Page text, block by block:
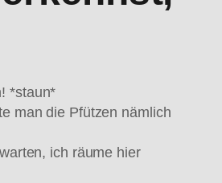
*staun*
man die Pfützen nämlich
ich räume hier